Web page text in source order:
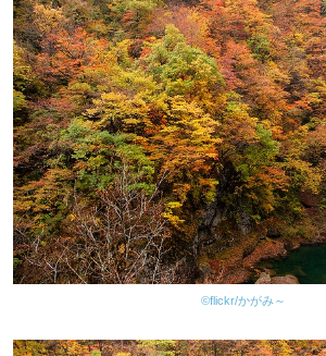
©flickr/かがみ～